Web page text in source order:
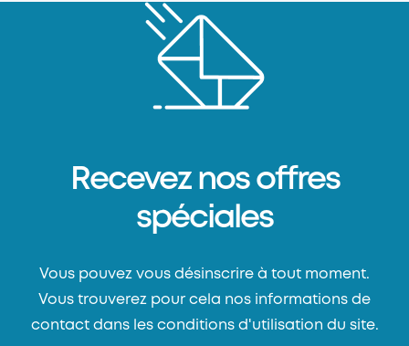
Recevez nos offres
spéciales
Vous pouvez vous désinscrire à tout moment.
Vous trouverez pour cela nos informations de
contact dans les conditions d'utilisation du site.